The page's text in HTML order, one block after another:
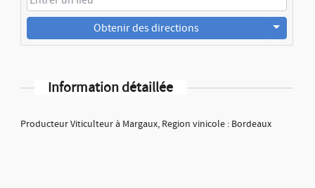
Obtenir des directions
Information détaillée
Producteur Viticulteur à Margaux, Region vinicole : Bordeaux